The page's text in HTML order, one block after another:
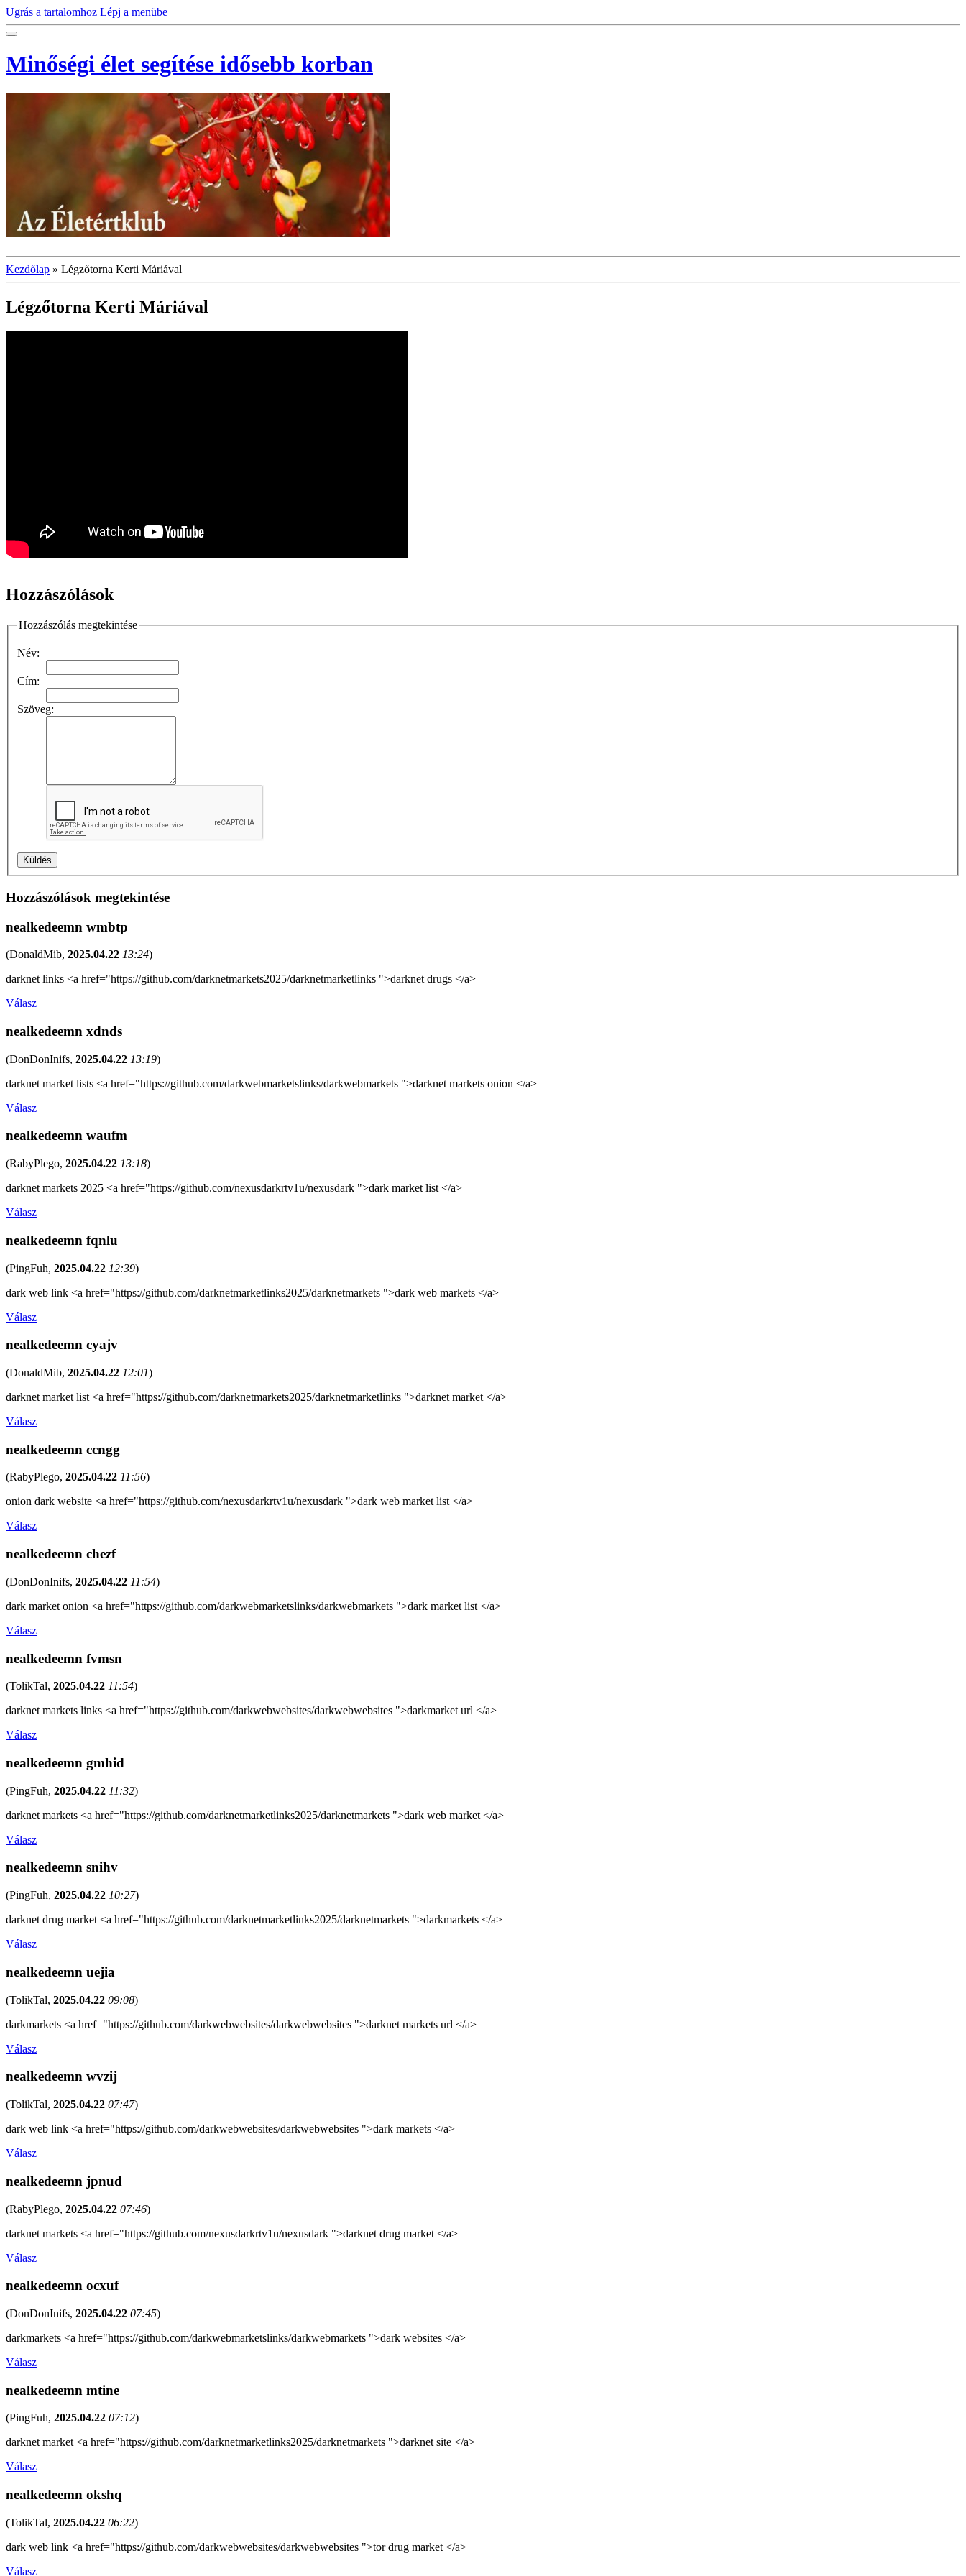
Ugrás a tartalomhoz Lépj a menübe
Minőségi élet segítése idősebb korban
Kezdőlap » Légzőtorna Kerti Máriával
Légzőtorna Kerti Máriával
Hozzászólások
Hozzászólás megtekintése
Név:
Cím:
Szöveg:
Hozzászólások megtekintése
nealkedeemn wmbtp
(DonaldMib, 2025.04.22 13:24)
darknet links <a href="https://github.com/darknetmarkets2025/darknetmarketlinks ">darknet drugs </a>
Válasz
nealkedeemn xdnds
(DonDonInifs, 2025.04.22 13:19)
darknet market lists <a href="https://github.com/darkwebmarketslinks/darkwebmarkets ">darknet markets onion </a>
Válasz
nealkedeemn waufm
(RabyPlego, 2025.04.22 13:18)
darknet markets 2025 <a href="https://github.com/nexusdarkrtv1u/nexusdark ">dark market list </a>
Válasz
nealkedeemn fqnlu
(PingFuh, 2025.04.22 12:39)
dark web link <a href="https://github.com/darknetmarketlinks2025/darknetmarkets ">dark web markets </a>
Válasz
nealkedeemn cyajv
(DonaldMib, 2025.04.22 12:01)
darknet market list <a href="https://github.com/darknetmarkets2025/darknetmarketlinks ">darknet market </a>
Válasz
nealkedeemn ccngg
(RabyPlego, 2025.04.22 11:56)
onion dark website <a href="https://github.com/nexusdarkrtv1u/nexusdark ">dark web market list </a>
Válasz
nealkedeemn chezf
(DonDonInifs, 2025.04.22 11:54)
dark market onion <a href="https://github.com/darkwebmarketslinks/darkwebmarkets ">dark market list </a>
Válasz
nealkedeemn fvmsn
(TolikTal, 2025.04.22 11:54)
darknet markets links <a href="https://github.com/darkwebwebsites/darkwebwebsites ">darkmarket url </a>
Válasz
nealkedeemn gmhid
(PingFuh, 2025.04.22 11:32)
darknet markets <a href="https://github.com/darknetmarketlinks2025/darknetmarkets ">dark web market </a>
Válasz
nealkedeemn snihv
(PingFuh, 2025.04.22 10:27)
darknet drug market <a href="https://github.com/darknetmarketlinks2025/darknetmarkets ">darkmarkets </a>
Válasz
nealkedeemn uejia
(TolikTal, 2025.04.22 09:08)
darkmarkets <a href="https://github.com/darkwebwebsites/darkwebwebsites ">darknet markets url </a>
Válasz
nealkedeemn wvzij
(TolikTal, 2025.04.22 07:47)
dark web link <a href="https://github.com/darkwebwebsites/darkwebwebsites ">dark markets </a>
Válasz
nealkedeemn jpnud
(RabyPlego, 2025.04.22 07:46)
darknet markets <a href="https://github.com/nexusdarkrtv1u/nexusdark ">darknet drug market </a>
Válasz
nealkedeemn ocxuf
(DonDonInifs, 2025.04.22 07:45)
darkmarkets <a href="https://github.com/darkwebmarketslinks/darkwebmarkets ">dark websites </a>
Válasz
nealkedeemn mtine
(PingFuh, 2025.04.22 07:12)
darknet market <a href="https://github.com/darknetmarketlinks2025/darknetmarkets ">darknet site </a>
Válasz
nealkedeemn okshq
(TolikTal, 2025.04.22 06:22)
dark web link <a href="https://github.com/darkwebwebsites/darkwebwebsites ">tor drug market </a>
Válasz